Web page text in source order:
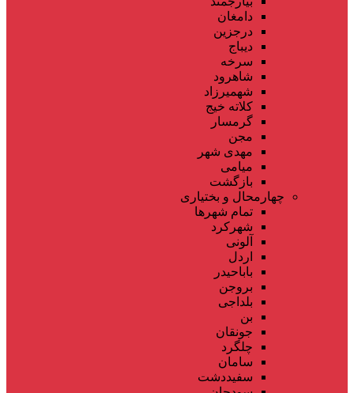
دامغان
درجزین
دیباج
سرخه
شاهرود
شهمیرزاد
کلاته خیج
گرمسار
مجن
مهدی شهر
میامی
بازگشت
چهارمحال و بختیاری
تمام شهر‌ها
شهرکرد
آلونی
اردل
باباحیدر
بروجن
بلداجی
بن
جونقان
چلگرد
سامان
سفیددشت